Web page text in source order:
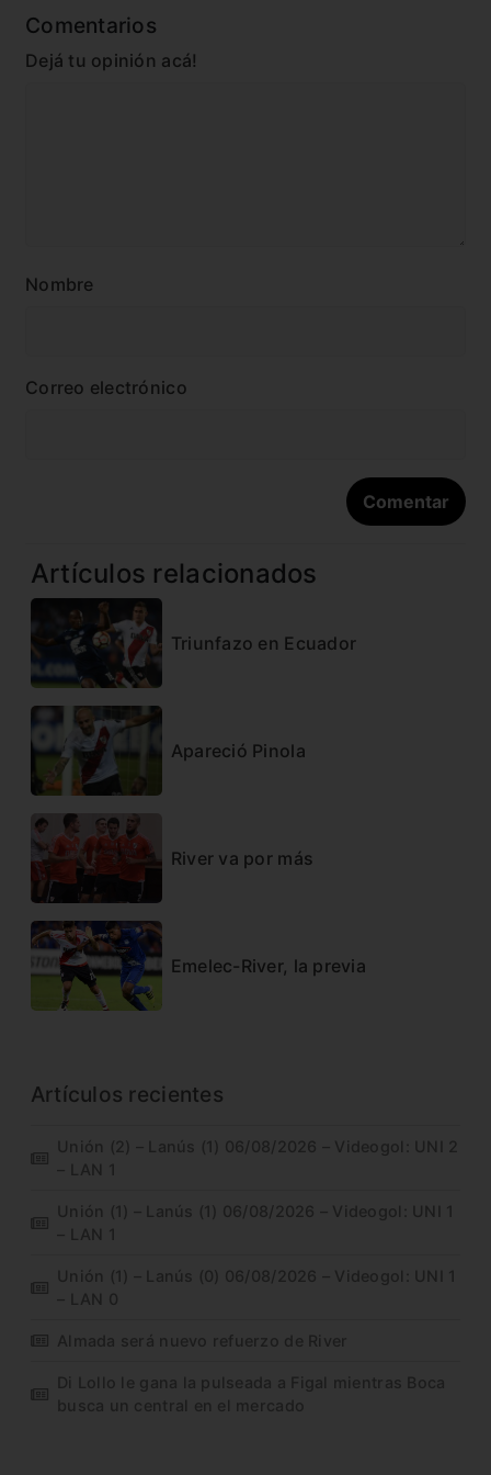
Comentarios
Dejá tu opinión acá!
Nombre
Correo electrónico
Artículos relacionados
Triunfazo en Ecuador
Apareció Pinola
River va por más
Emelec-River, la previa
Artículos recientes
Unión (2) – Lanús (1) 06/08/2026 – Videogol: UNI 2
– LAN 1
Unión (1) – Lanús (1) 06/08/2026 – Videogol: UNI 1
– LAN 1
Unión (1) – Lanús (0) 06/08/2026 – Videogol: UNI 1
– LAN 0
Almada será nuevo refuerzo de River
Di Lollo le gana la pulseada a Figal mientras Boca
busca un central en el mercado